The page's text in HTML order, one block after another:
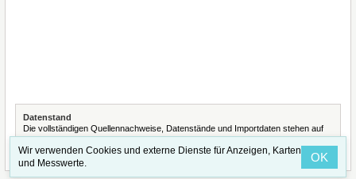
Datenstand
Die vollständigen Quellennachweise, Datenstände und Importdaten stehen auf
der SeiteQuellennachweise und Datenimporte.
Wir verwenden Cookies und externe Dienste für Anzeigen, Karten
und Messwerte.
OK